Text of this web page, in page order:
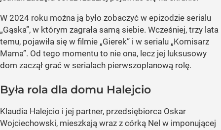
W 2024 roku można ją było zobaczyć w epizodzie serialu
„Gąska”, w którym zagrała samą siebie. Wcześniej, trzy lata
temu, pojawiła się w filmie „Gierek” i w serialu „Komisarz
Mama”. Od tego momentu to nie ona, lecz jej luksusowy
dom zaczął grać w serialach pierwszoplanową rolę.
Była rola dla domu Halejcio
Klaudia Halejcio i jej partner, przedsiębiorca Oskar
Wojciechowski, mieszkają wraz z córką Nel w imponującej